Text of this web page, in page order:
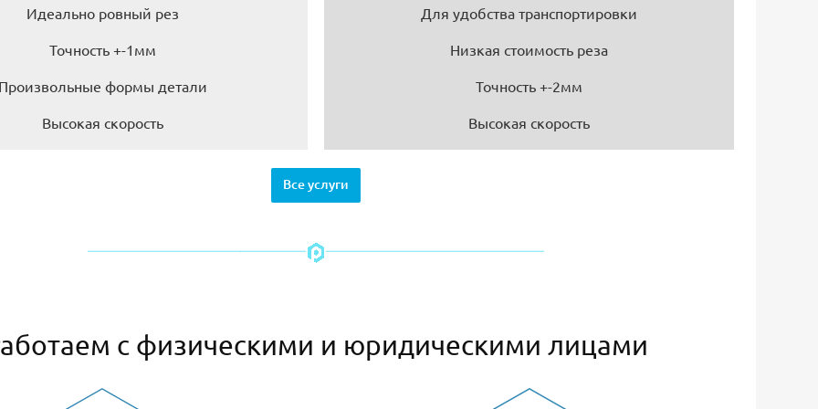
Идеально ровный рез
Точность +-1мм
формы детали
Высокая скорость
Для удобства транспортировки
Низкая стоимость реза
Точность +-2мм
Высокая скорость
Все услуги
с физическими и юридическими лицами